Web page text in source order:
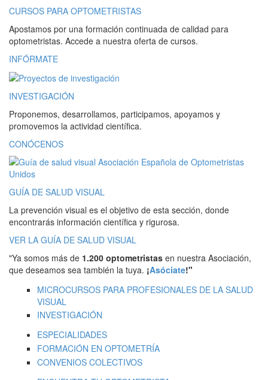
CURSOS PARA OPTOMETRISTAS
Apostamos por una formación continuada de calidad para
optometristas. Accede a nuestra oferta de cursos.
INFÓRMATE
INVESTIGACIÓN
Proponemos, desarrollamos, participamos, apoyamos y
promovemos la actividad científica.
CONÓCENOS
GUÍA DE SALUD VISUAL
La prevención visual es el objetivo de esta sección, donde
encontrarás información científica y rigurosa.
VER LA GUÍA DE SALUD VISUAL
"Ya somos más de 1.200 optometristas en nuestra Asociación,
que deseamos sea también la tuya. ¡Asóciate!"
MICROCURSOS PARA PROFESIONALES DE LA SALUD
VISUAL
INVESTIGACIÓN
ESPECIALIDADES
FORMACIÓN EN OPTOMETRÍA
CONVENIOS COLECTIVOS